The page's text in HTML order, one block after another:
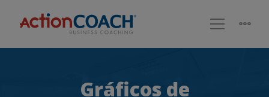
Gráficos de